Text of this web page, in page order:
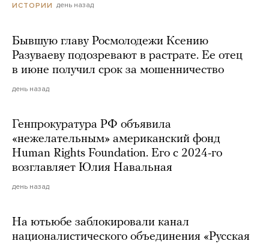
ИСТОРИИ день назад
Бывшую главу Росмолодежи Ксению
Разуваеву подозревают в растрате. Ее отец
в июне получил срок за мошенничество
день назад
Генпрокуратура РФ объявила
«нежелательным» американский фонд
Human Rights Foundation. Его с 2024-го
возглавляет Юлия Навальная
день назад
На ютьюбе заблокировали канал
националистического объединения «Русская